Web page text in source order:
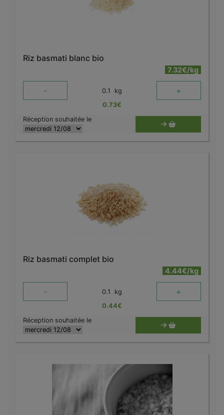
Riz basmati blanc bio
7.32€/kg
- 0.1 kg +
0.73€
Réception souhaitée le
Riz basmati complet bio
4.44€/kg
- 0.1 kg +
0.44€
Réception souhaitée le